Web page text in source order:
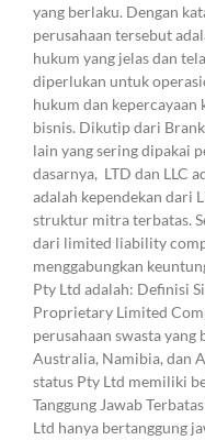
yang berlaku. Dengan
perusahaan tersebut
hukum yang jelas dan
diperlukan untuk
hukum dan kepercayaan
bisnis. Dikutip dari
lain yang sering dipakai
dasarnya, LTD dan LLC
adalah kependekan dari
struktur mitra terbatas.
dari limited liability
menggabungkan
Pty Ltd adalah: Definisi
Proprietary Limited
perusahaan swasta
Australia, Namibia, dan
status Pty Ltd memiliki
Tanggung Jawab
Ltd hanya bertanggung